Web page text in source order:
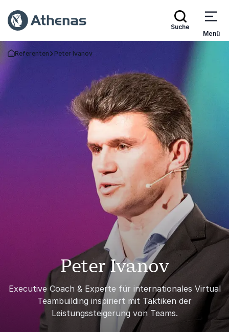
Suche
Menü
Zurück zur Startseite
Referenten Peter Ivanov
Peter Ivanov
Executive Coach & Experte für internationales Virtual
Teambuilding inspiriert mit Taktiken der
Leistungssteigerung von Teams.